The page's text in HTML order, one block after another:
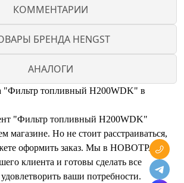
КОММЕНТАРИИ
БРЕНДА HENGST
АНАЛОГИ
"Фильтр топливный H200WDK" в
"Фильтр топливный H200WDK"
магазине. Но не стоит расстраиваться,
оформить заказ. Мы в НОВОТРАК
клиента и готовы сделать все
ваши потребности.